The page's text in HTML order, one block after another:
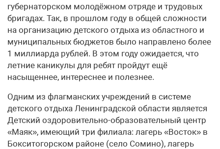
губернаторском молодёжном отряде и трудовых
бригадах. Так, в прошлом году в общей сложности
на организацию детского отдыха из областного и
муниципальных бюджетов было направлено более
1 миллиарда рублей. В этом году ожидается, что
летние каникулы для ребят пройдут ещё
насыщеннее, интереснее и полезнее.
Одним из флагманских учреждений в системе
детского отдыха Ленинградской области является
Детский оздоровительно-образовательный центр
«Маяк», имеющий три филиала: лагерь «Восток» в
Бокситогорском районе (село Сомино), лагерь